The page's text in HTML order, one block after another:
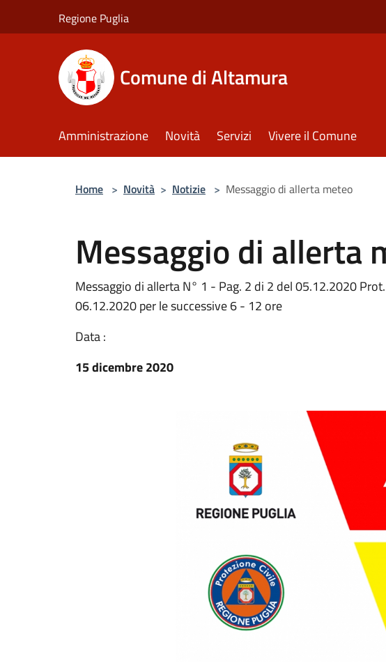
Regione Puglia
Comune di Altamura
Amministrazione Novità Servizi Vivere il Comune
Home > Novità > Notizie > Messaggio di allerta meteo
Messaggio di allerta
Messaggio di allerta N° 1 - Pag. 2 di 2 del 05.12.2020
06.12.2020 per le successive 6 - 12 ore
Data :
15 dicembre 2020